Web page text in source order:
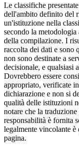
Le classifiche
dell'ambito definito del
un'istituzione nella
secondo la
della compilazione. I
raccolta dei dati e sono
non sono destinate a
decisionale, e qualsiasi
Dovrebbero essere
appropriato, verificate
dichiarazione e non si
qualità delle istituzioni
notare che la
responsabilità è fornita
legalmente vincolante è
pagina.